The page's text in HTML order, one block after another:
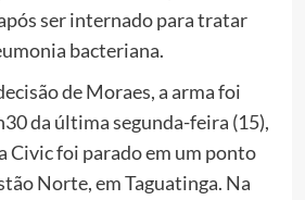
ser internado para tratar
bacteriana.
de Moraes, a arma foi
da última segunda-feira (15),
Civic foi parado em um ponto
Norte, em Taguatinga. Na